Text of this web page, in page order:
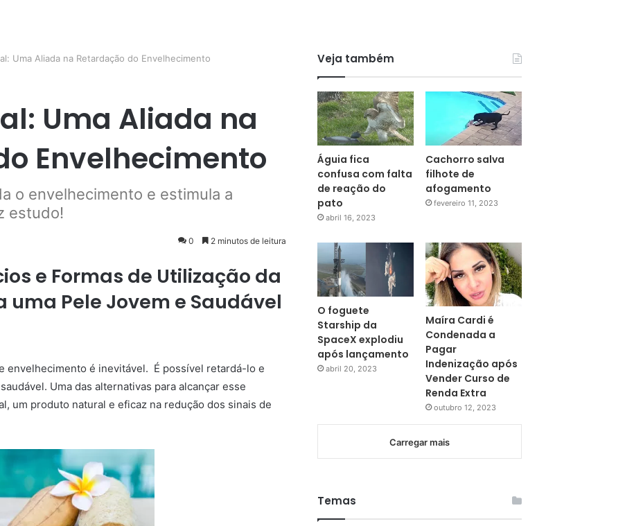
Uma Aliada na Retardação do Envelhecimento
Uma Aliada na
Envelhecimento
o envelhecimento e estimula a
estudo!
0 2 minutos de leitura
e Formas de Utilização da
uma Pele Jovem e Saudável
envelhecimento é inevitável. É possível retardá-lo e
Uma das alternativas para alcançar esse
um produto natural e eficaz na redução dos sinais de
Veja também
Águia fica
confusa com falta
de reação do
pato
abril 16, 2023
Cachorro salva
filhote de
afogamento
fevereiro 11, 2023
O foguete
Starship da
SpaceX explodiu
após lançamento
abril 20, 2023
Maíra Cardi é
Condenada a
Pagar
Indenização após
Vender Curso de
Renda Extra
outubro 12, 2023
Carregar mais
Temas